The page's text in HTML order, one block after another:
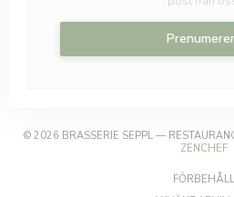
© 2026 BRASSERIE SEPPL —
ZENCHEF
FÖRBEHÅLL